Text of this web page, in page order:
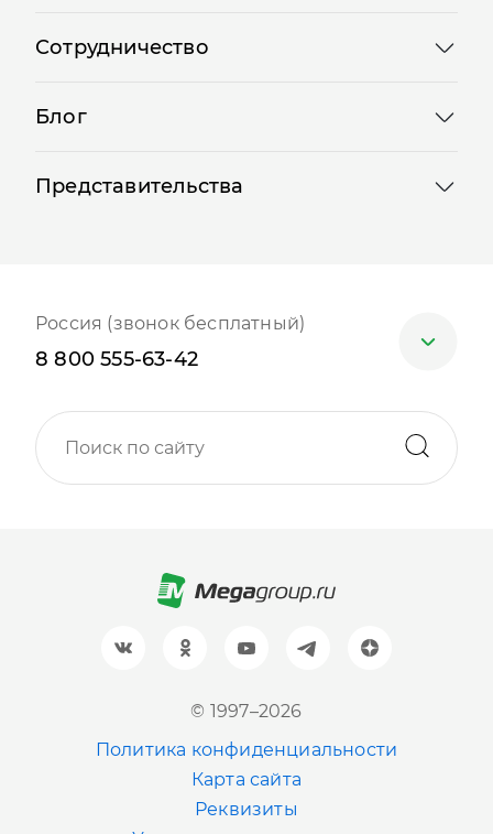
© 1997–2026
Политика конфиденциальности
Карта сайта
Реквизиты
Сотрудничество
Блог
Представительства
Россия (звонок бесплатный)
8 800 555-63-42
+7 (961) 999-93-93
+7 (383) 207-80-51
+7 (843) 202-41-47